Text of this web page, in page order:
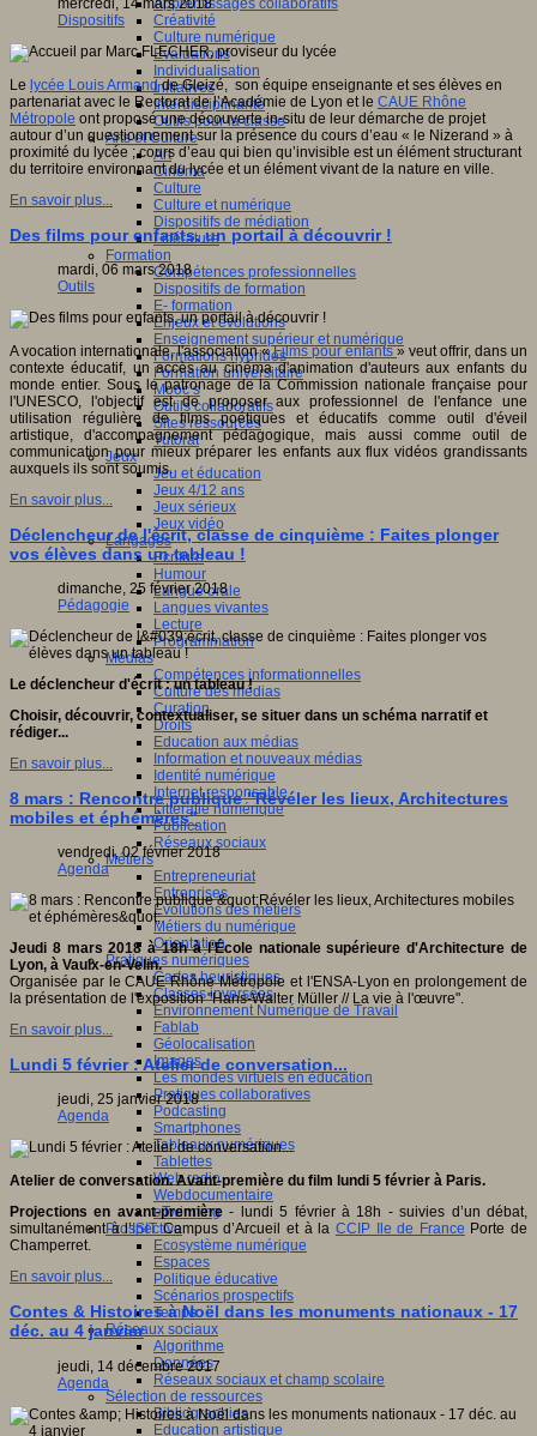
Apprentissages collaboratifs
Créativité
Culture numérique
Evaluations
Individualisation
Initiatives
Interdisciplinarité
Outils pour la classe
Arts et Culture
Art
Cinéma
Culture
Culture et numérique
Dispositifs de médiation
Littérature
Formation
Compétences professionnelles
Dispositifs de formation
E- formation
Enjeux et évolutions
Enseignement supérieur et numérique
Formations hybrides
Formation universitaire
Mooc’s
Outils collaboratifs
Sites ressources
Tutorat
Jeux
Jeu et éducation
Jeux 4/12 ans
Jeux sérieux
Jeux vidéo
Langages
Ecriture
Humour
Langue orale
Langues vivantes
Lecture
Programmation
Médias
Compétences informationnelles
Culture des médias
Curation
Droits
Education aux médias
Information et nouveaux médias
Identité numérique
Internet responsable
Littératie numérique
Publication
Réseaux sociaux
Métiers
Entrepreneuriat
Entreprises
Evolutions des métiers
Métiers du numérique
Orientation
Pratiques numériques
Cartes heuristiques
Classes inversées
Environnement Numérique de Travail
Fablab
Géolocalisation
Images
Les mondes virtuels en éducation
Pratiques collaboratives
Podcasting
Smartphones
Tableaux numériques
Tablettes
Web radio
Webdocumentaire
eTwinning
Prospective
Ecosystème numérique
Espaces
Politique éducative
Scénarios prospectifs
Temps
Réseaux sociaux
Algorithme
Données
Réseaux sociaux et champ scolaire
Sélection de ressources
Bibliographies
Education artistique
mercredi, 14 mars 2018
Dispositifs
Le lycée Louis Armandde Gleizé, son équipe enseignante et ses élèves en
partenariat avec le Rectorat de l’Académie de Lyon et le CAUE Rhône
Métropole ont proposé une découverte in-situ de leur démarche de projet
autour d’un questionnement sur la présence du cours d’eau « le Nizerand » à
proximité du lycée ; cours d’eau qui bien qu’invisible est un élément structurant
du territoire environnant du lycée et un élément vivant de la nature en ville.
En savoir plus...
Des films pour enfants, un portail à découvrir !
mardi, 06 mars 2018
Outils
A vocation internationale, l'association «Films pour enfants» veut offrir, dans un
contexte éducatif, un accès au cinéma d'animation d'auteurs aux enfants du
monde entier. Sous le patronage de la Commission nationale française pour
l'UNESCO, l'objectif est de proposer aux professionnel de l'enfance une
utilisation régulière de films poétiques et éducatifs comme outil d'éveil
artistique, d'accompagnement pédagogique, mais aussi comme outil de
communication pour mieux préparer les enfants aux flux vidéos grandissants
auxquels ils sont soumis.
En savoir plus...
Déclencheur de l'écrit, classe de cinquième : Faites plonger
vos élèves dans un tableau !
dimanche, 25 février 2018
Pédagogie
Le déclencheur d'écrit : un tableau !
Choisir, découvrir, contextualiser, se situer dans un schéma narratif et
rédiger...
En savoir plus...
8 mars : Rencontre publique "Révéler les lieux, Architectures
mobiles et éphémères"
vendredi, 02 février 2018
Agenda
Jeudi 8 mars 2018 à 18h à l'École nationale supérieure d'Architecture de
Lyon, à Vaulx-en-Velin.
Organisée par le CAUE Rhône Métropole et l'ENSA-Lyon en prolongement de
la présentation de l'exposition "Hans-Walter Müller // La vie à l'œuvre".
En savoir plus...
Lundi 5 février : Atelier de conversation...
jeudi, 25 janvier 2018
Agenda
Atelier de conversation. Avant-première du film lundi 5 février à Paris.
Projections en avant-première- lundi 5 février à 18h - suivies d’un débat,
simultanément à l’ISITCampus d’Arcueil et à la CCIP Ile de France Porte de
Champerret.
En savoir plus...
Contes & Histoires à Noël dans les monuments nationaux - 17
déc. au 4 janvier
jeudi, 14 décembre 2017
Agenda